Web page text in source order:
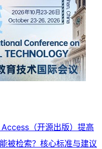
（开源出版）提高
被检索？核心标准与建议